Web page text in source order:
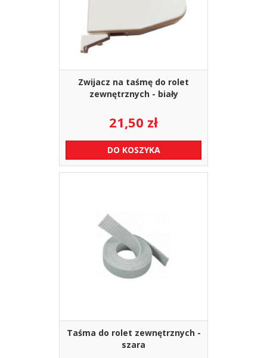
Zwijacz na taśmę do rolet
zewnętrznych - biały
21,50 zł
DO KOSZYKA
Taśma do rolet zewnętrznych -
szara